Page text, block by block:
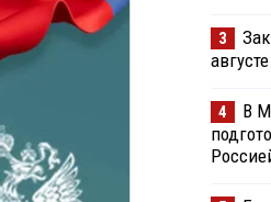
3
августе
4
В